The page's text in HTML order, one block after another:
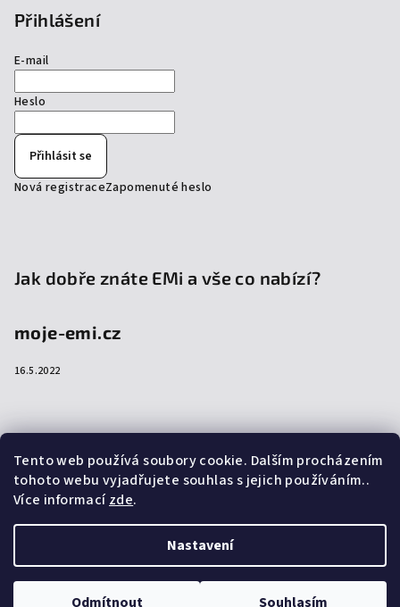
Tento web používá soubory cookie. Dalším procházením
tohoto webu vyjadřujete souhlas s jejich používáním..
Více informacízde.
Nastavení
Odmítnout Souhlasím
Přihlášení
E-mail
Heslo
Přihlásit se
Nová registraceZapomenuté heslo
Jak dobře znáte EMi a vše co nabízí?
moje-emi.cz
16.5.2022
Přijímáme online platby
Upravit nastavení cookies